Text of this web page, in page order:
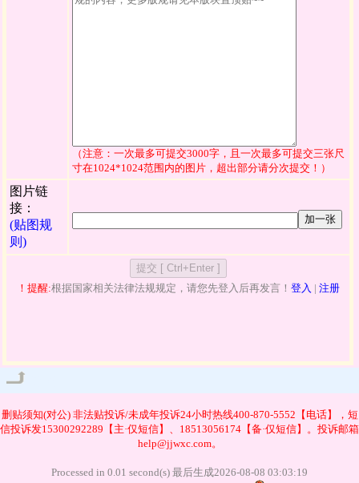
（注意：一次最多可提交3000字，且一次最多可提交三张尺
寸在1024*1024范围内的图片，超出部分请分次提交！）
图片链
接：
(贴图规
则)
加一张
！提醒:根据国家相关法律法规规定，请您先登入后再发言！ 登入 | 注册
删贴须知(对公)非法贴投诉/未成年投诉24小时热线400-870-5552【电话】，短
信投诉发15300292289【主·仅短信】、18513056174【备·仅短信】。投诉邮箱
help@jjwxc.com。
Processed in 0.01 second(s) 最后生成2026-08-08 03:03:19